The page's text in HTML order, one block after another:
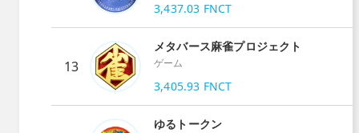
3,437.03 FNCT
13
メタバース麻雀プロジェクト
ゲーム
3,405.93 FNCT
ゆるトークン